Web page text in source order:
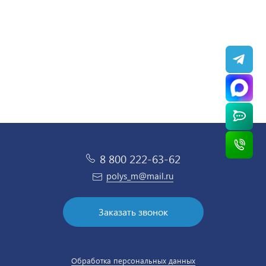
8 800 222-63-62
polys_m@mail.ru
Заказать звонок
Обработка персональных данных